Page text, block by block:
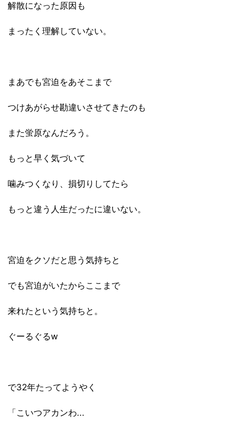
解散になった原因も
まったく理解していない。
まあでも宮迫をあそこまで
つけあがらせ勘違いさせてきたのも
また蛍原なんだろう。
もっと早く気づいて
噛みつくなり、損切りしてたら
もっと違う人生だったに違いない。
宮迫をクソだと思う気持ちと
でも宮迫がいたからここまで
来れたという気持ちと。
ぐーるぐるw
で32年たってようやく
「こいつアカンわ...